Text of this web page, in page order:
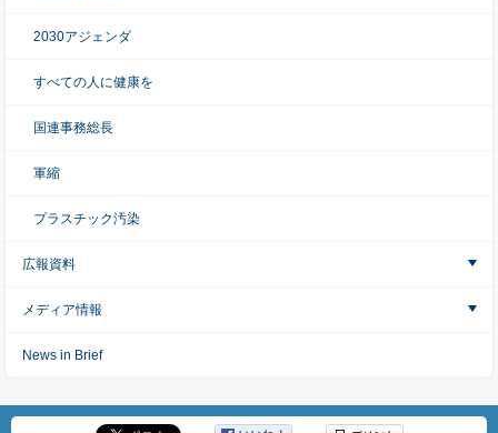
2030アジェンダ
すべての人に健康を
国連事務総長
軍縮
プラスチック汚染
広報資料
メディア情報
News in Brief